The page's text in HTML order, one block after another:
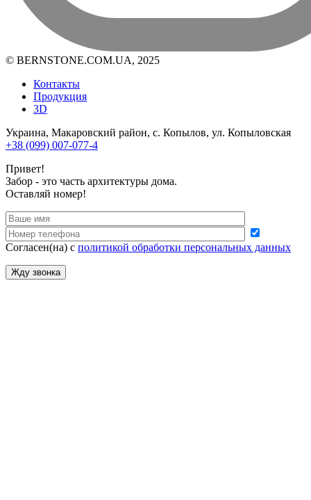
© BERNSTONE.COM.UA, 2025
Контакты
Продукция
3D
Украина, Макаровский район, с. Копылов, ул. Копыловская
+38 (099) 007-077-4
Привет!
Забор - это часть архитектуры дома.
Оставляй номер!
Согласен(на) с политикой обработки персональных данных